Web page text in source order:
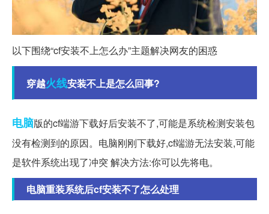
以下围绕“cf安装不上怎么办”主题解决网友的困惑
穿越火线安装不上是怎么回事?
电脑版的cf端游下载好后安装不了,可能是系统检测安装包
没有检测到的原因。电脑刚刚下载好,cf端游无法安装,可能
是软件系统出现了冲突 解决方法:你可以先将电。
电脑重装系统后cf安装不了怎么处理